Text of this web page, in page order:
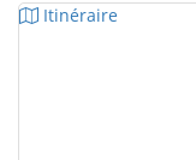
Itinéraire